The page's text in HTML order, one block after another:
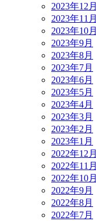
2023年12月
2023年11月
2023年10月
2023年9月
2023年8月
2023年7月
2023年6月
2023年5月
2023年4月
2023年3月
2023年2月
2023年1月
2022年12月
2022年11月
2022年10月
2022年9月
2022年8月
2022年7月